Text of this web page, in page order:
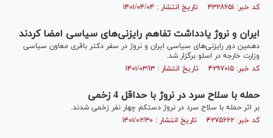
کد خبر: ۴۳۲۸۶۵۱ تاریخ انتشار : ۱۴۰۱/۰۴/۰۴
ایران و نروژ‌ یادداشت تفاهم رایزنی‌های سیاسی امضا کردند
دهمین دور رایزنی‌های سیاسی ایران و نروژ در سفر دکتر باقری معاون سیاسی
وزارت خارجه در اسلو برگزار شد.
کد خبر: ۴۲۹۷۰۱۵ تاریخ انتشار : ۱۴۰۱/۰۳/۱۳
حمله با سلاح سرد در نروژ با حداقل 4 زخمی
بر اثر حمله با سلاح سرد در نروژ دستکم چهار نفر زخمی شدند.
کد خبر: ۴۲۷۵۶۶۲ تاریخ انتشار : ۱۴۰۱/۰۲/۳۰